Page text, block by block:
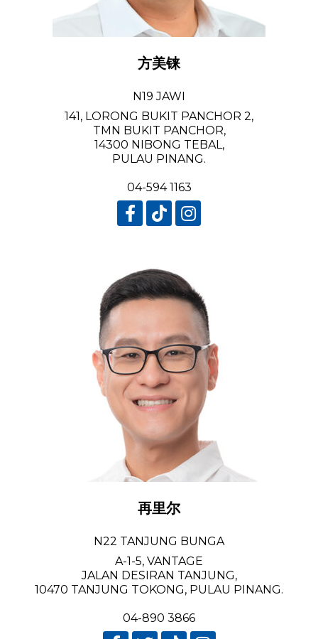
方美铼
N19 JAWI
141, LORONG BUKIT PANCHOR 2,
TMN BUKIT PANCHOR,
14300 NIBONG TEBAL,
PULAU PINANG.
04-594 1163
再里尔
N22 TANJUNG BUNGA
A-1-5, VANTAGE
JALAN DESIRAN TANJUNG,
10470 TANJUNG TOKONG, PULAU PINANG.
04-890 3866